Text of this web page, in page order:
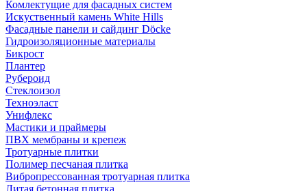
Комлектущие для фасадных систем
Искуственный камень White Hills
Фасадные панели и сайдинг Döcke
Гидроизоляционные материалы
Бикрост
Плантер
Рубероид
Стеклоизол
Техноэласт
Унифлекс
Мастики и праймеры
ПВХ мембраны и крепеж
Тротуарные плитки
Полимер песчаная плитка
Вибропрессованная тротуарная плитка
Литая бетонная плитка